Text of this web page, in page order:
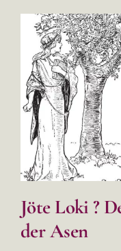
Jöte Loki ?
der Asen